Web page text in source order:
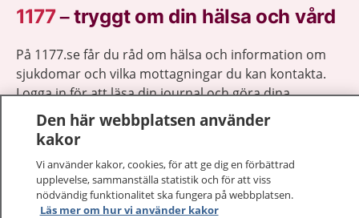
1177–tryggt om din hälsa och vård
På 1177.se får du råd om hälsa och information om
sjukdomar och vilka mottagningar du kan kontakta.
Logga in för att läsa din journal och göra dina
vårdärenden. Ring telefonnummer 1177 för
sjukvårdsrådgivning dygnet runt.
1177 ger dig råd när du vill må bättre.
Den här webbplatsen använder
kakor
Vi använder kakor, cookies, för att ge dig en förbättrad
upplevelse, sammanställa statistik och för att viss
nödvändig funktionalitet ska fungera på webbplatsen.
Läs mer om hur vi använder kakor